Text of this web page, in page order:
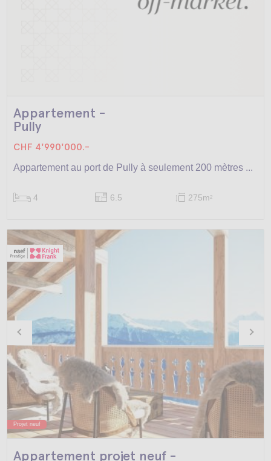
Appartement -
Pully
CHF 4'990'000.-
Appartement au port de Pully à seulement 200 mètres ...
4 6.5 275m2
Projet neuf
Appartement projet neuf -